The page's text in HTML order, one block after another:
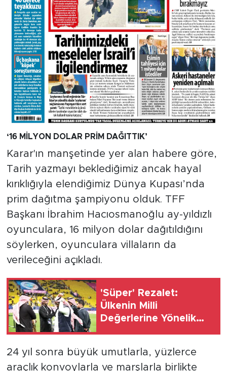
‘16 MİLYON DOLAR PRİM DAĞITTIK’
Karar'ın manşetinde yer alan habere göre,
Tarih yazmayı beklediğimiz ancak hayal
kırıklığıyla elendiğimiz Dünya Kupası’nda
prim dağıtma şampiyonu olduk. TFF
Başkanı İbrahim Hacıosmanoğlu ay-yıldızlı
oyunculara, 16 milyon dolar dağıtıldığını
söylerken, oyunculara villaların da
verileceğini açıkladı.
'Süper' Rezalet:
Ülkenin Milli
Değerlerine Yönelik
24 yıl sonra büyük umutlarla, yüzlerce
araçlık konvoylarla ve marşlarla birlikte